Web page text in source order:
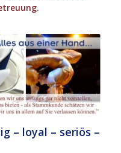
– loyal – seriös –